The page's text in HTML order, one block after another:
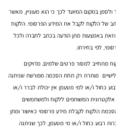
במקום המיועד לכך כי הוא מעוניין, מאשר
של הלקוח לקבל את המידע הפרסומי. הלקוח
וזאת באמצעות מתן הודעה בכתב לחברה ולכל
לפי בחירתו.
מתחייב למסור פרטים שלמים, מדויקים
מותרת רק תחת הסכמה מפורשת שניתנה
כחול ו/או למי מטעמן אין יכולת לברר ו/או
המשותפים ללקוח ולמשתמשים
הלקוח לקבלת מידע פרסומי כאישור ומתן
רבוע כחול ו/או מי מטעמן, לכך שניתנה